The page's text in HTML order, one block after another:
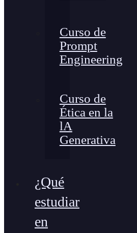
Curso de
Prompt
Engineering
Curso de
Ética en la
lA
Generativa
¿Qué
estudiar
en